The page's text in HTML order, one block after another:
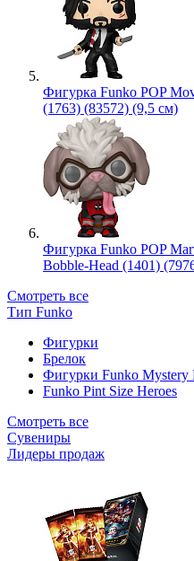
Фигурка Funko POP
(1763) (83572) (9,5 см)
Фигурка Funko POP
Bobble-Head (1401)
Смотреть все
Тип Funko
Фигурки
Брелок
Фигурки Funko Mystery
Funko Pint Size Heroes
Смотреть все
Сувениры
Лидеры продаж